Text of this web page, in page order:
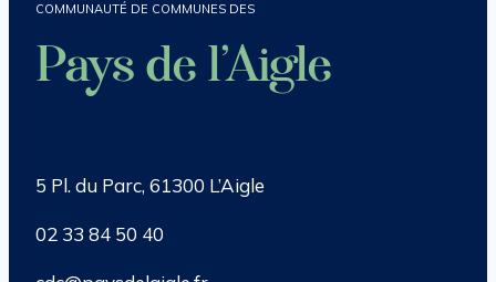
COMMUNAUTÉ DE COMMUNES DES
Pays de l’Aigle
5 Pl. du Parc, 61300 L’Aigle
02 33 84 50 40